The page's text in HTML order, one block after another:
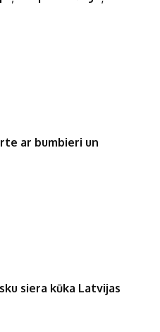
ar bumbieri un
siera kūka Latvijas